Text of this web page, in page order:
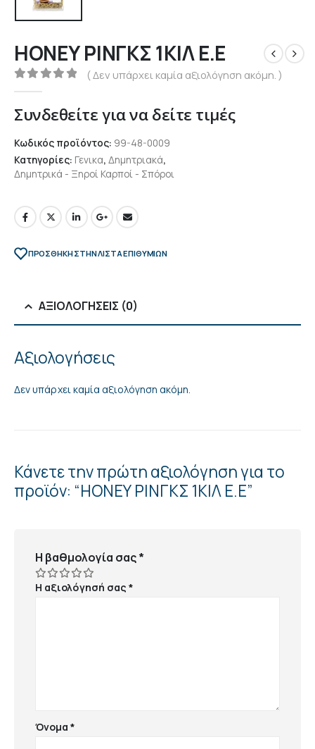
ΗΟΝΕΥ ΡΙΝΓΚΣ 1ΚΙΛ Ε.Ε
0out of 5
( Δεν υπάρχει καμία αξιολόγηση ακόμη. )
Συνδεθείτε για να δείτε τιμές
Κωδικός προϊόντος: 99-48-0009
Κατηγορίες: Γενικα, Δημητριακά,
Δημητρικά - Ξηροί Καρποί - Σπόροι
ΠΡΌΣΘΉΚΗ ΣΤΗΝ ΛΊΣΤΑ ΕΠΙΘΥΜΙΏΝ
ΑΞΙΟΛΟΓΉΣΕΙΣ (0)
Αξιολογήσεις
Δεν υπάρχει καμία αξιολόγηση ακόμη.
Κάνετε την πρώτη αξιολόγηση για το
προϊόν: “ΗΟΝΕΥ ΡΙΝΓΚΣ 1ΚΙΛ Ε.Ε”
Η βαθμολογία σας*
Η αξιολόγησή σας*
Όνομα*